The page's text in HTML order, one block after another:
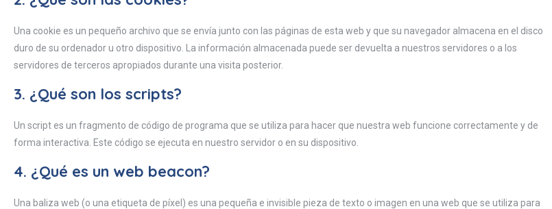
Una cookie es un pequeño archivo que se envía junto con las páginas de esta web y que su navegador almacena en el disco
duro de su ordenador u otro dispositivo. La información almacenada puede ser devuelta a nuestros servidores o a los
servidores de terceros apropiados durante una visita posterior.
3. ¿Qué son los scripts?
Un script es un fragmento de código de programa que se utiliza para hacer que nuestra web funcione correctamente y de
forma interactiva. Este código se ejecuta en nuestro servidor o en su dispositivo.
4. ¿Qué es un web beacon?
Una baliza web (o una etiqueta de píxel) es una pequeña e invisible pieza de texto o imagen en una web que se utiliza para